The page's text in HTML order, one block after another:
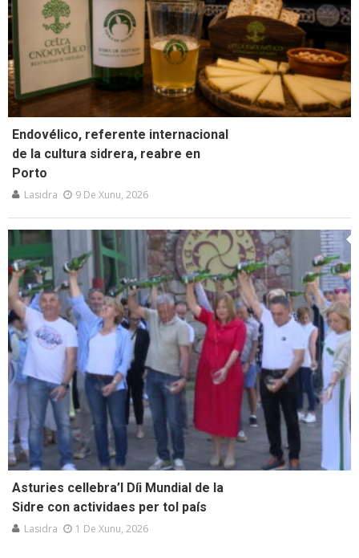
Endovélico, referente internacional
de la cultura sidrera, reabre en
Porto
Lasidra 9 De Xunu, 2026
Asturies cellebra’l Díi Mundial de la
Sidre con actividaes per tol país
Lasidra 1 De Xunu, 2026